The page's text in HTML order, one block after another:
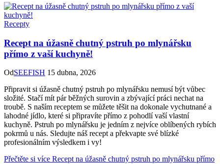
Recepty
Recept na úžasně chutný pstruh po mlynářsku
přímo z vaší kuchyně!
OdSEEFISH 15 dubna, 2026
Připravit si úžasně chutný pstruh po mlynářsku nemusí být vůbec
složité. Stačí mít pár běžných surovin a zbývající práci nechat na
troubě. S naším receptem se můžete těšit na dokonale vychutnané a
lahodné jídlo, které si připravíte přímo z pohodlí vaší vlastní
kuchyně. Pstruh po mlynářsku je jedním z nejvíce oblíbených rybích
pokrmů u nás. Sledujte náš recept a překvapte své blízké
profesionálním výsledkem i vy!
Přečtěte si více Recept na úžasně chutný pstruh po mlynářsku přímo